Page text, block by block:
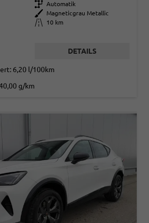
Getriebe Automatik
Außenfarbe
Magneticgrau Metallic
Kilometerstand
10 km
DETAILS
6,20 l/100km
g/km